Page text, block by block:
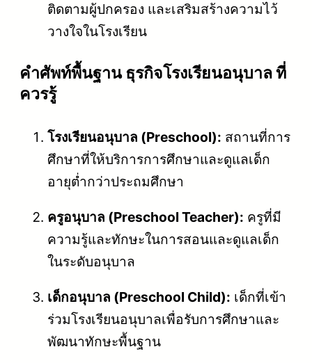
ติดตามผู้ปกครอง และเสริมสร้างความไว้
วางใจในโรงเรียน
คําศัพท์พื้นฐาน ธุรกิจโรงเรียนอนุบาล ที่
ควรรู้
โรงเรียนอนุบาล (Preschool): สถานที่การ
ศึกษาที่ให้บริการการศึกษาและดูแลเด็ก
อายุต่ำกว่าประถมศึกษา
ครูอนุบาล (Preschool Teacher): ครูที่มี
ความรู้และทักษะในการสอนและดูแลเด็ก
ในระดับอนุบาล
เด็กอนุบาล (Preschool Child): เด็กที่เข้า
ร่วมโรงเรียนอนุบาลเพื่อรับการศึกษาและ
พัฒนาทักษะพื้นฐาน